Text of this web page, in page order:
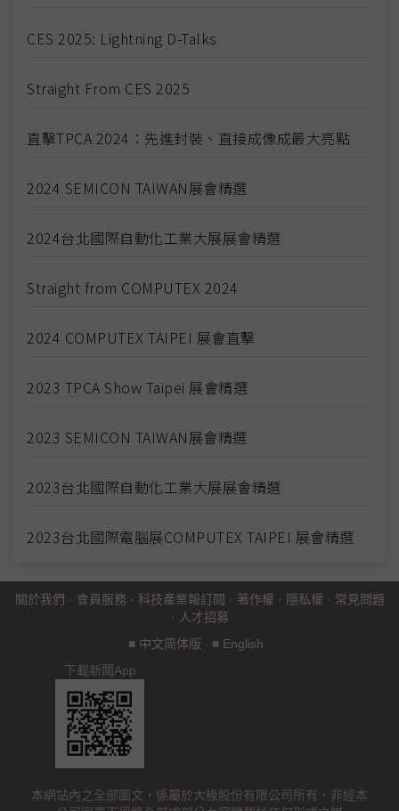
CES 2025: Lightning D-Talks
Straight From CES 2025
直擊TPCA 2024：先進封裝、直接成像成最大亮點
2024 SEMICON TAIWAN展會精選
2024台北國際自動化工業大展展會精選
Straight from COMPUTEX 2024
2024 COMPUTEX TAIPEI 展會直擊
2023 TPCA Show Taipei 展會精選
2023 SEMICON TAIWAN展會精選
2023台北國際自動化工業大展展會精選
2023台北國際電腦展COMPUTEX TAIPEI 展會精選
關於我們 · 會員服務 · 科技產業報訂閱 · 著作權 · 隱私權 · 常見問題
· 人才招募
■ 中文简体版 ■ English
下載新聞App
本網站內之全部圖文，係屬於大椽股份有限公司所有，非經本